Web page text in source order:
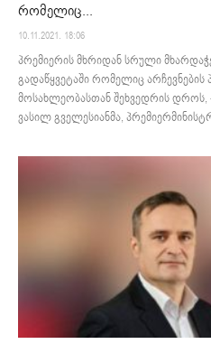
რომელიც...
10.11.2021. 18:06
პრემიერის მხრიდან სრული
გადაწყვეტაში რომელიც
მოსახლეობასთან შეხვედრის დროს, -
ვასილ გველესიანმა,